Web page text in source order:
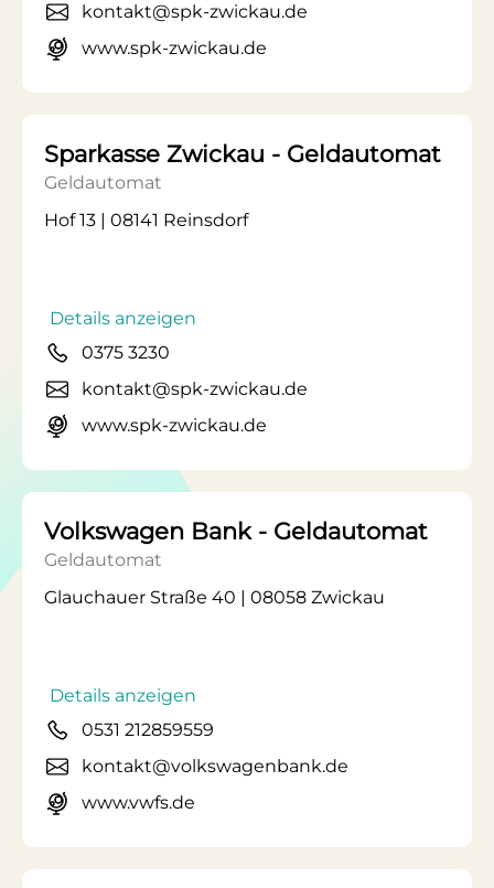
kontakt@spk-zwickau.de
www.spk-zwickau.de
Sparkasse Zwickau - Geldautomat
Geldautomat
Hof 13 | 08141 Reinsdorf
Details anzeigen
0375 3230
kontakt@spk-zwickau.de
www.spk-zwickau.de
Volkswagen Bank - Geldautomat
Geldautomat
Glauchauer Straße 40 | 08058 Zwickau
Details anzeigen
0531 212859559
kontakt@volkswagenbank.de
www.vwfs.de